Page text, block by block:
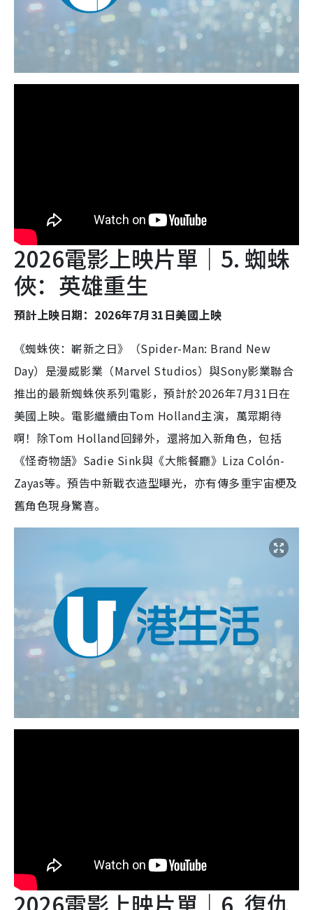
2026電影上映片單｜5. 蜘蛛
俠：英雄重生
預計上映日期：2026年7月31日美國上映
《蜘蛛俠：嶄新之日》（Spider-Man: Brand New
Day）是漫威影業（Marvel Studios）與Sony影業聯合
推出的最新蜘蛛俠系列電影，預計於2026年7月31日在
美國上映。電影繼續由Tom Holland主演，萬眾期待
啊！除Tom Holland回歸外，還將加入新角色，包括
《怪奇物語》Sadie Sink與《大熊餐廳》Liza Colón-
Zayas等。預告中新戰衣造型曝光，亦有傳多重宇宙梗及
舊角色現身驚喜。